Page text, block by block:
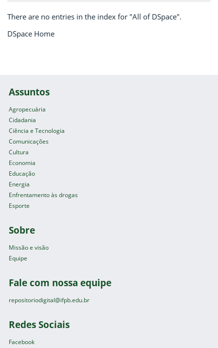
There are no entries in the index for "All of DSpace".
DSpace Home
Assuntos
Agropecuária
Cidadania
Ciência e Tecnologia
Comunicações
Cultura
Economia
Educação
Energia
Enfrentamento às drogas
Esporte
Sobre
Missão e visão
Equipe
Fale com nossa equipe
repositoriodigital@ifpb.edu.br
Redes Sociais
Facebook